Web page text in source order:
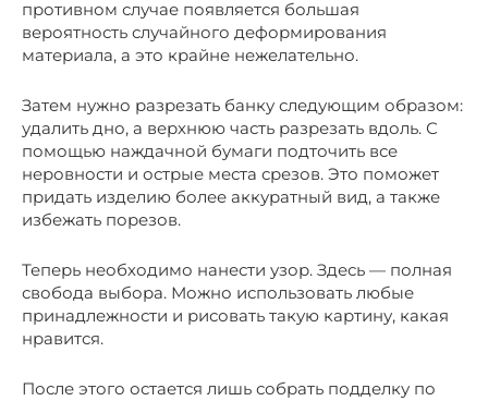
противном случае появляется большая
вероятность случайного деформирования
материала, а это крайне нежелательно.
Затем нужно разрезать банку следующим образом:
удалить дно, а верхнюю часть разрезать вдоль. С
помощью наждачной бумаги подточить все
неровности и острые места срезов. Это поможет
придать изделию более аккуратный вид, а также
избежать порезов.
Теперь необходимо нанести узор. Здесь — полная
свобода выбора. Можно использовать любые
принадлежности и рисовать такую картину, какая
нравится.
После этого остается лишь собрать подделку по